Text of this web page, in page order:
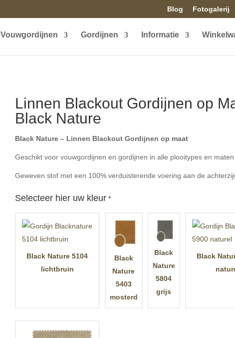
Blog Fotogalerij
Vouwgordijnen Gordijnen Informatie
Linnen Blackout Gordijnen op
Black Nature
Black Nature – Linnen Blackout Gordijnen op maat
Geschikt voor vouwgordijnen en gordijnen in alle plooitypes en maten
Geweven stof met een 100% verduisterende voering aan de
Selecteer hier uw kleur*
Black Nature 5104
lichtbruin
Black
Nature
5403
mosterd
Black
Nature
5804
grijs
Black